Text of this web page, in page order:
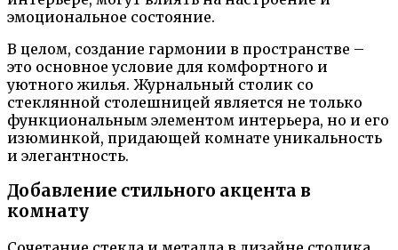
эмоциональное состояние.
В целом, создание гармонии в пространстве –
это основное условие для комфортного и
уютного жилья. Журнальный столик со
стеклянной столешницей является не только
функциональным элементом интерьера, но и его
изюминкой, придающей комнате уникальность
и элегантность.
Добавление стильного акцента в
комнату